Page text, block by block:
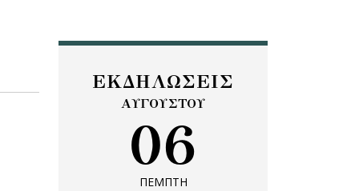
ΕΚΔΗΛΩΣΕΙΣ
ΑΥΓΟΥΣΤΟΥ
06
ΠΕΜΠΤΗ